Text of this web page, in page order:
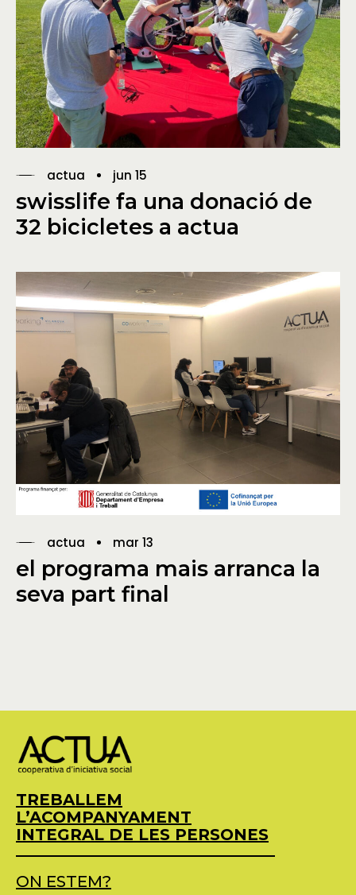
actua jun 15
swisslife fa una donació de
32 bicicletes a actua
actua mar 13
el programa mais arranca la
seva part final
TREBALLEM
L’ACOMPANYAMENT
INTEGRAL DE LES PERSONES
ON ESTEM?